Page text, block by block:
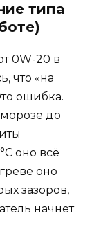
типа
0W-20 в
что «на
ошибка.
до
оно всё
оно
зазоров,
начнет